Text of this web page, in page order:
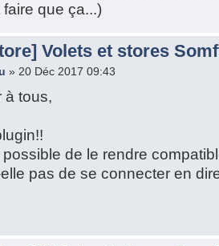
que ça...)
Volets et stores
» 20 Déc 2017 09:43
à tous,
possible de le rendre
pas de se connecter en